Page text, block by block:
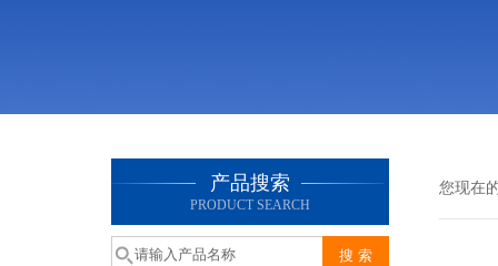
产品搜索
PRODUCT SEARCH
您现在